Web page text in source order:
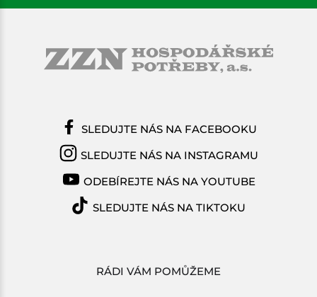
RÁDI VÁM POMŮŽEME
SLEDUJTE NÁS NA FACEBOOKU
SLEDUJTE NÁS NA INSTAGRAMU
ODEBÍREJTE NÁS NA YOUTUBE
SLEDUJTE NÁS NA TIKTOKU